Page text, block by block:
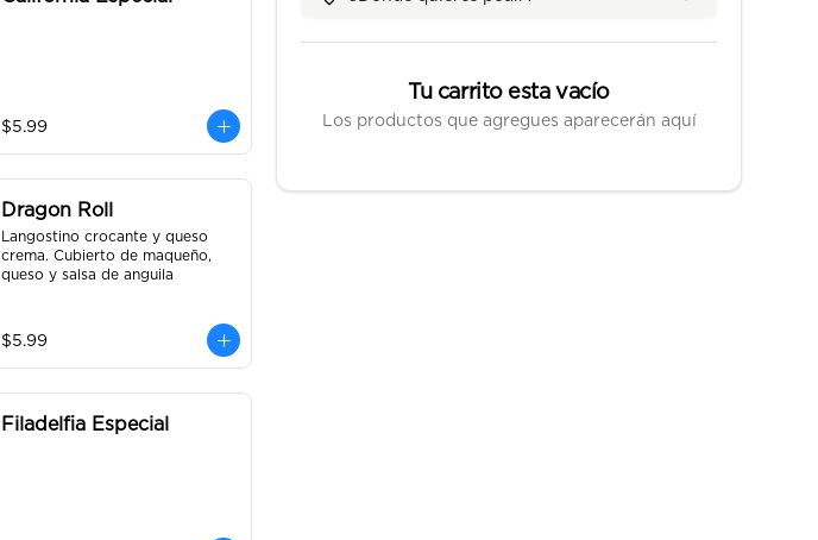
$5.99
Dragon Roll
Langostino crocante y queso
crema. Cubierto de maqueño,
queso y salsa de anguila
$5.99
Filadelfia Especial
Tu carrito esta vacío
Los productos que agregues aparecerán aquí